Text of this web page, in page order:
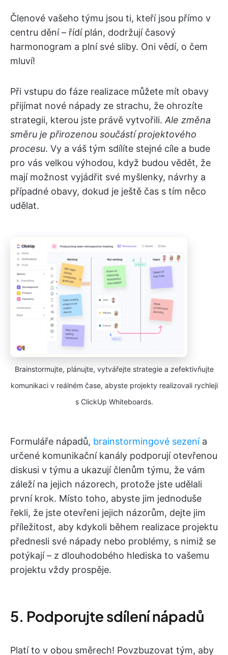
Členové vašeho týmu jsou ti, kteří jsou přímo v
centru dění – řídí plán, dodržují časový
harmonogram a plní své sliby. Oni vědí, o čem
mluví!
Při vstupu do fáze realizace můžete mít obavy
přijímat nové nápady ze strachu, že ohrozíte
strategii, kterou jste právě vytvořili.Ale změna
směru je přirozenou součástí projektového
procesu. Vy a váš tým sdílíte stejné cíle a bude
pro vás velkou výhodou, když budou vědět, že
mají možnost vyjádřit své myšlenky, návrhy a
případné obavy, dokud je ještě čas s tím něco
udělat.
Brainstormujte, plánujte, vytvářejte strategie a zefektivňujte
komunikaci v reálném čase, abyste projekty realizovali rychleji
s ClickUp Whiteboards.
Formuláře nápadů, brainstormingové sezenía
určené komunikační kanály podporují otevřenou
diskusi v týmu a ukazují členům týmu, že vám
záleží na jejich názorech, protože jste udělali
první krok. Místo toho, abyste jim jednoduše
řekli, že jste otevřeni jejich názorům, dejte jim
příležitost, aby kdykoli během realizace projektu
přednesli své nápady nebo problémy, s nimiž se
potýkají – z dlouhodobého hlediska to vašemu
projektu vždy prospěje.
5. Podporujte sdílení nápadů
Platí to v obou směrech! Povzbuzovat tým, aby